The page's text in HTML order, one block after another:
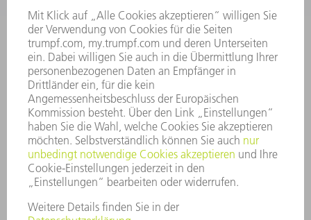
GESCHÄFTSBERICHT
UNTERNEHMENSGRUNDSÄTZE
COMPLIANCE
HINWEISGEBERSYSTEM
SECURITY
PRESSEMITTEILUNGEN
MAGAZINE
LIEFERANTEN
NACHHALTIGKEIT
UMWELT & KLIMA
SOZIALES & GESELLSCHAFT
UNTERNEHMENSFÜHRUNG